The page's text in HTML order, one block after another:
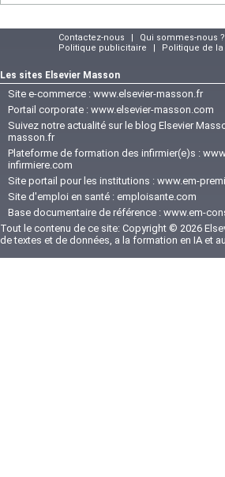
Contactez-nous Qui sommes-nous ?
Politique publicitaire
Politique de la
Les sites Elsevier Masson
Site e-commerce : www.elsevier-masson.fr
Portail corporate : www.elsevier-masson.com
Suivez notre actualité sur le blog Elsevier
masson.fr
Plateforme de formation des infirmier(e)s :
infirmiere.com
Site portail pour les institutions : www.em-
Site d'emploi en santé : emploisante.com
Base documentaire de référence : www.em-
Tout le contenu de ce site: Copyright © 2026
de textes et de données, a la formation en IA et